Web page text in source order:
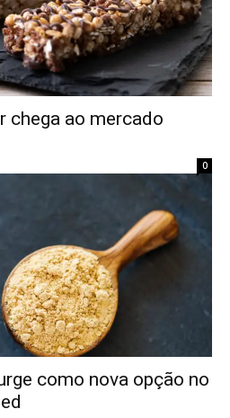
chega ao mercado
0
como nova opção no